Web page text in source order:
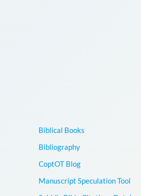
Biblical Books
Bibliography
CoptOT Blog
Manuscript Speculation Tool